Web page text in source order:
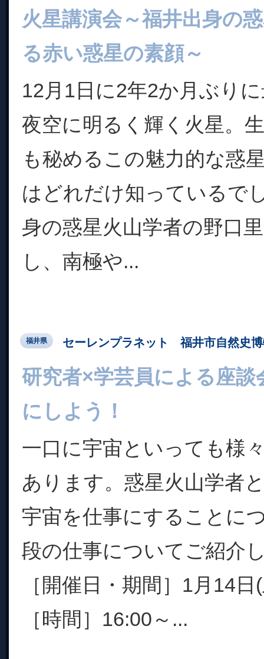
火星講演会～福井出身の
る赤い惑星の素顔～
12月1日に2年2か月ぶり
夜空に明るく輝く火星。
も秘めるこの魅力的な惑
はどれだけ知っているで
身の惑星火山学者の野口
し、南極や...
福井県 セーレンプラネット 福井市自然史
研究者×学芸員による座談
にしよう！
一口に宇宙といっても様
あります。惑星火山学者
宇宙を仕事にすることに
段の仕事についてご紹介
［開催日・期間］1月14日
［時間］16:00～...